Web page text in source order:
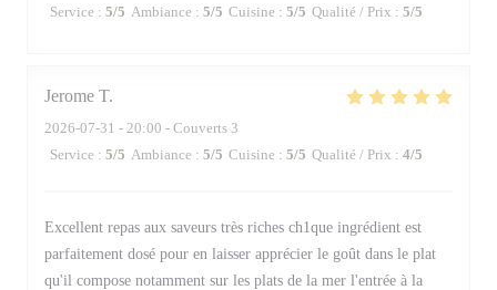
Service : 5/5 Ambiance : 5/5 Cuisine : 5/5 Qualité / Prix : 5/5
Jerome T
2026-07-31 - 20:00 - Couverts 3
Service : 5/5 Ambiance : 5/5 Cuisine : 5/5 Qualité / Prix : 4/5
Excellent repas aux saveurs très riches ch1que ingrédient est
parfaitement dosé pour en laisser apprécier le goût dans le plat
qu'il compose notamment sur les plats de la mer l'entrée à la